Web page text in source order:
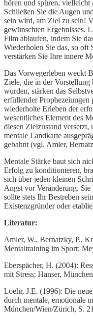
hören und spüren, vielleicht
Schließen Sie die Augen
sein wird, am Ziel zu sein!
gewünschten Ergebnisses.
Film ablaufen, indem Sie
Wiederholen Sie das, so
verstärken Sie Ihre innere
Das Vorwegerleben weckt
Ziele, die in der Vorstellung
wurden, stärken das
erfüllender
wiederholte Erleben der
wesentliches Element des
diesen Zielzustand
mentale Landkarte
gebahnt (vgl. Amler,
Mentale Stärke baut sich
Erfolg zu konditionieren,
sich über jeden kleinen
Angst vor Veränderung.
sollte stets Ihr Bestreben
Existenzgründer oder
Literatur:
Amler, W., Bernatzky, P.,
Mentaltraining im Sport;
Eberspächer, H. (2004):
mit Stress; Hanser,
Loehr, J.E. (1996): Die
durch mentale, emotionale
München/Wien/Zürich, S.